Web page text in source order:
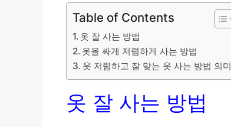
Table of Contents
옷 잘 사는 방법
옷을 싸게 저렴하게 사는 방법
옷 저렴하고 잘 맞는 옷 사는 방법 의미
옷 잘 사는 방법